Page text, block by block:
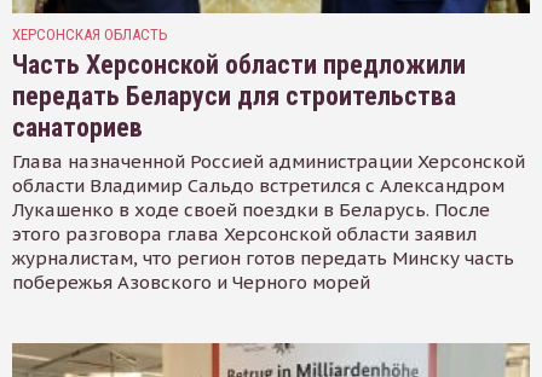
ХЕРСОНСКАЯ ОБЛАСТЬ
Часть Херсонской области предложили
передать Беларуси для строительства
санаториев
Глава назначенной Россией администрации Херсонской
области Владимир Сальдо встретился с Александром
Лукашенко в ходе своей поездки в Беларусь. После
этого разговора глава Херсонской области заявил
журналистам, что регион готов передать Минску часть
побережья Азовского и Черного морей